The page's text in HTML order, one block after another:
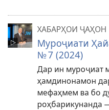
ХАБАРҲОИ ҶАҲОН
Муроҷиати
№ 7 (2024)
Дар ин муроҷиат
ҳамдинонамон
мефаҳмем ва бо
роҳбарикунанда